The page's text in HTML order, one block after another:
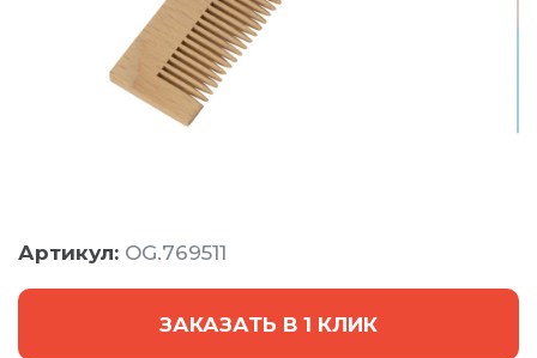
Артикул: OG.769511
ЗАКАЗАТЬ В 1 КЛИК